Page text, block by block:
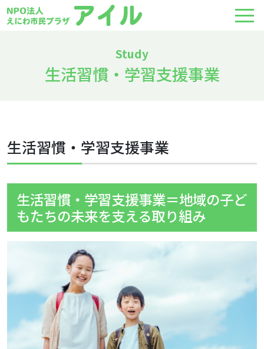
生活習慣・学習支援事業
生活習慣・学習支援事業
生活習慣・学習支援事業＝地域の子ど
もたちの未来を支える取り組み